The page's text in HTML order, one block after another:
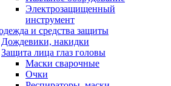
Электрозащищенный
инструмент
и средства защиты
Дождевики, накидки
Защита лица глаз головы
Маски сварочные
Очки